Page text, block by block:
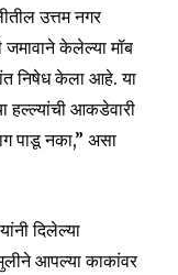
उत्तम नगर
केलेल्या मॉब
निषेध केला आहे. या
हल्ल्यांची आकडेवारी
पाडू नका,” असा
दिलेल्या
मुलीने आपल्या काकांवर